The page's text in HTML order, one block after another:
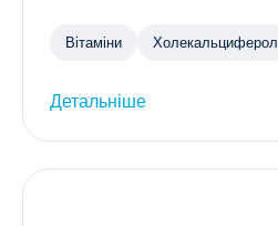
Вітаміни Холекальциферол
Детальніше